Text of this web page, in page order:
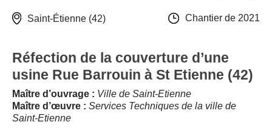
Saint-Étienne (42) Chantier de 2021
Réfection de la couverture d’une
usine Rue Barrouin à St Etienne (42)
Maître d’ouvrage : Ville de Saint-Etienne
Maître d’œuvre : Services Techniques de la ville de
Saint-Etienne